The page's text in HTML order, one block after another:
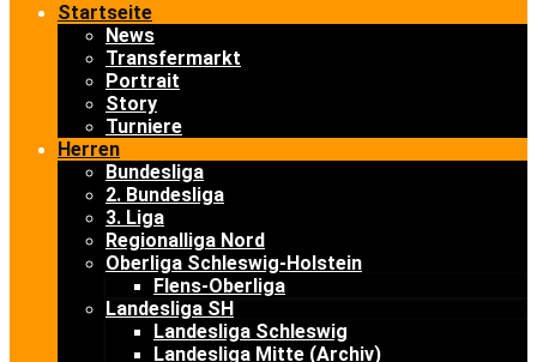
Startseite
News
Transfermarkt
Portrait
Story
Turniere
Herren
Bundesliga
2. Bundesliga
3. Liga
Regionalliga Nord
Oberliga Schleswig-Holstein
Flens-Oberliga
Landesliga SH
Landesliga Schleswig
Landesliga Mitte (Archiv)